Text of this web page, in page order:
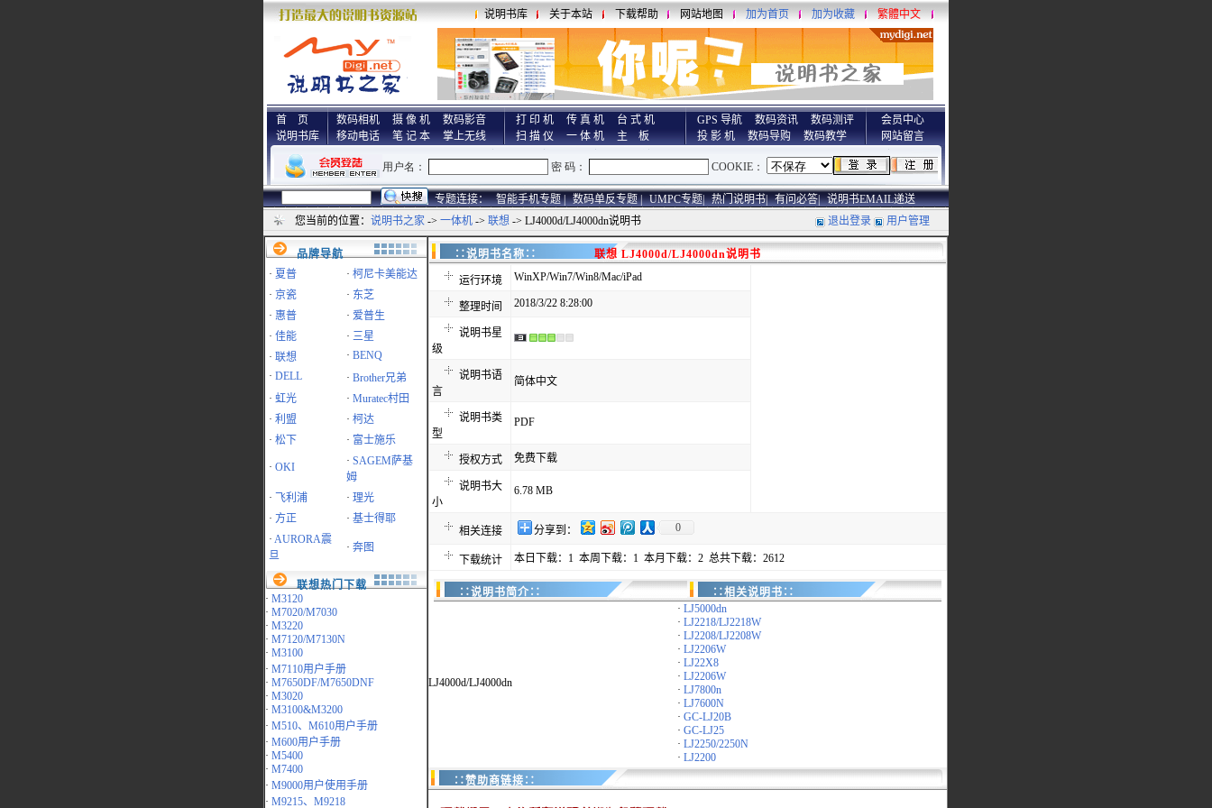
说明书库 关于本站 下载帮助 网站地图 加为首页 加为收藏 繁體中文
首 页
说明书库
数码相机 摄 像 机
数码影音
移动电话
笔 记 本 掌上无线
打 印 机 传 真 机
台 式 机
扫 描 仪
一 体 机 主 板
GPS 导航 数码资讯
数码测评
投 影 机
数码导购 数码教学
会员中心
网站留言
专题连接： 智能手机专题 | 数码单反专题 | UMPC专题| 热门说明书| 有问必答| 说明书EMAIL递送
您当前的位置： 说明书之家 -> 一体机 -> 联想 -> LJ4000d/LJ4000dn说明书 退出登录 用户管理
品牌导航
· 夏普 · 柯尼卡美能达
· 京瓷 · 东芝
· 惠普 · 爱普生
· 佳能 · 三星
· 联想 · BENQ
· DELL · Brother兄弟
· 虹光 · Muratec村田
· 利盟 · 柯达
· 松下 · 富士施乐
· OKI · SAGEM萨基
姆
·
飞利浦 · 理光
· 方正 · 基士得耶
· AURORA震
旦
· 奔图
联想热门下载
· M3120
· M7020/M7030
· M3220
· M7120/M7130N
· M3100
· M7110用户手册
· M7650DF/M7650DNF
· M3020
· M3100&M3200
· M510、M610用户手册
· M600用户手册
· M5400
· M7400
· M9000用户使用手册
· M9215、M9218
∷说明书名称∷ 联想 LJ4000d/LJ4000dn说明书
运行环境 WinXP/Win7/Win8/Mac/iPad
整理时间 2018/3/22 8:28:00
说明书星
级
说明书语
言
简体中文
说明书类
型
PDF
授权方式 免费下载
说明书大
小
6.78 MB
相关连接 分享到： 0
下载统计 本日下载：1 本周下载：1 本月下载：2 总共下载：2612
∷说明书简介∷ ∷相关说明书∷
LJ4000d/LJ4000dn
· LJ5000dn
· LJ2218/LJ2218W
· LJ2208/LJ2208W
· LJ2206W
· LJ22X8
· LJ2206W
· LJ7800n
· LJ7600N
· GC-LJ20B
· GC-LJ25
· LJ2250/2250N
· LJ2200
∷赞助商链接∷